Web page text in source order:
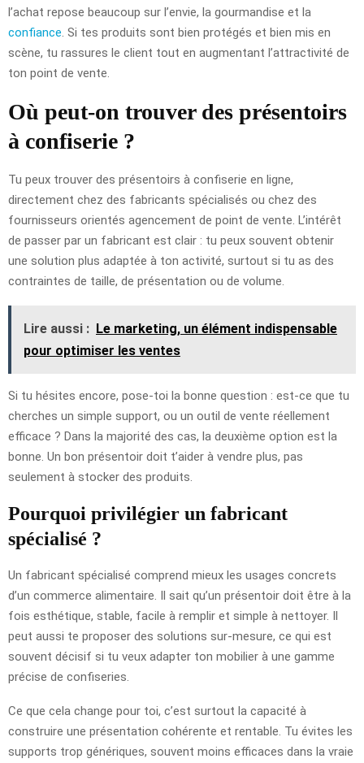
l’achat repose beaucoup sur l’envie, la gourmandise et la
confiance . Si tes produits sont bien protégés et bien mis en
scène, tu rassures le client tout en augmentant l’attractivité de
ton point de vente.
Où peut-on trouver des présentoirs
à confiserie ?
Tu peux trouver des présentoirs à confiserie en ligne,
directement chez des fabricants spécialisés ou chez des
fournisseurs orientés agencement de point de vente. L’intérêt
de passer par un fabricant est clair : tu peux souvent obtenir
une solution plus adaptée à ton activité, surtout si tu as des
contraintes de taille, de présentation ou de volume.
Lire aussi : Le marketing, un élément indispensable
pour optimiser les ventes
Si tu hésites encore, pose-toi la bonne question : est-ce que tu
cherches un simple support, ou un outil de vente réellement
efficace ? Dans la majorité des cas, la deuxième option est la
bonne. Un bon présentoir doit t’aider à vendre plus, pas
seulement à stocker des produits.
Pourquoi privilégier un fabricant
spécialisé ?
Un fabricant spécialisé comprend mieux les usages concrets
d’un commerce alimentaire. Il sait qu’un présentoir doit être à la
fois esthétique, stable, facile à remplir et simple à nettoyer. Il
peut aussi te proposer des solutions sur-mesure, ce qui est
souvent décisif si tu veux adapter ton mobilier à une gamme
précise de confiseries.
Ce que cela change pour toi, c’est surtout la capacité à
construire une présentation cohérente et rentable. Tu évites les
supports trop génériques, souvent moins efficaces dans la vraie